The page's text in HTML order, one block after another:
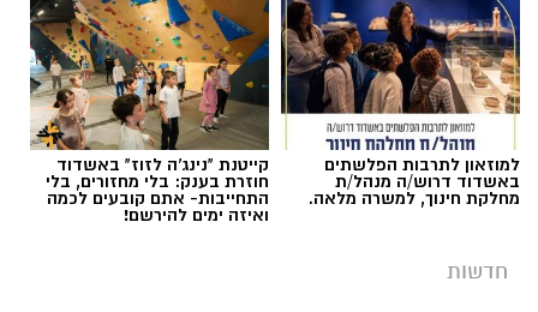
למוזאון לתרבות הפלשתים
באשדוד דרוש/ה מנהל/ת
מחלקת חינוך, למשרה מלאה.
קייטנת "נינג'ה לזוז" באשדוד
חוזרת בענק: בלי מחזורים, בלי
התחייבות- אתם קובעים לכמה
ואיזה ימים להירשם!
חדשות